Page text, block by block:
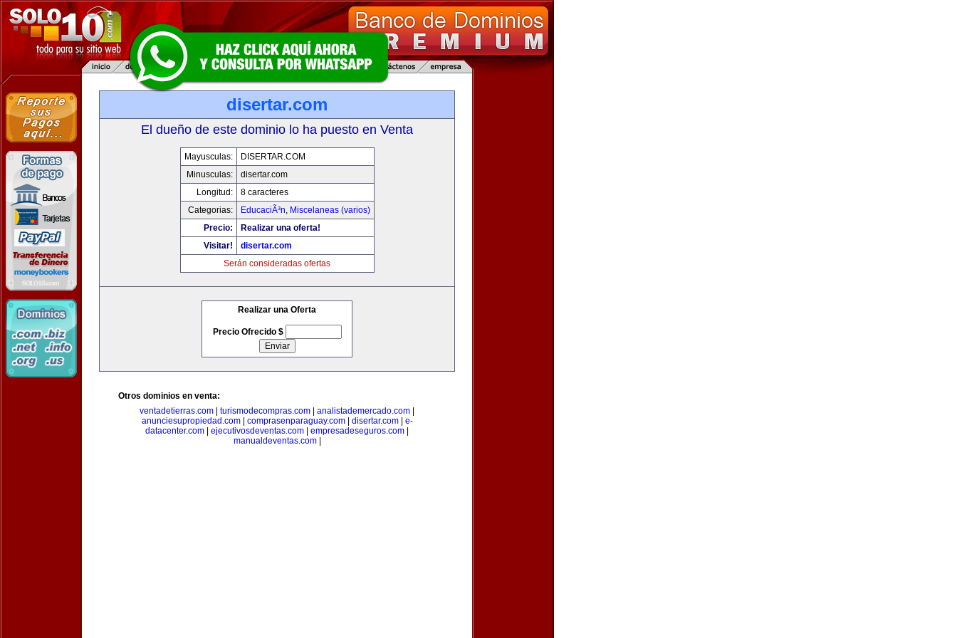
disertar.com
El dueño de este dominio lo ha puesto en Venta
Mayusculas:
DISERTAR.COM
Minusculas:
disertar.com
Longitud:
8 caracteres
Categorias:
EducaciÃ³n, Miscelaneas (varios)
Precio:
Realizar una oferta!
Visitar!
disertar.com
Serán consideradas ofertas
Realizar una Oferta
Precio Ofrecido $
Otros dominios en venta:
ventadetierras.com
turismodecompras.com analistademercado.com
anunciesupropiedad.com| comprasenparaguay.com| disertar.com| e-
datacenter.com
ejecutivosdeventas.com empresadeseguros.com
manualdeventas.com|